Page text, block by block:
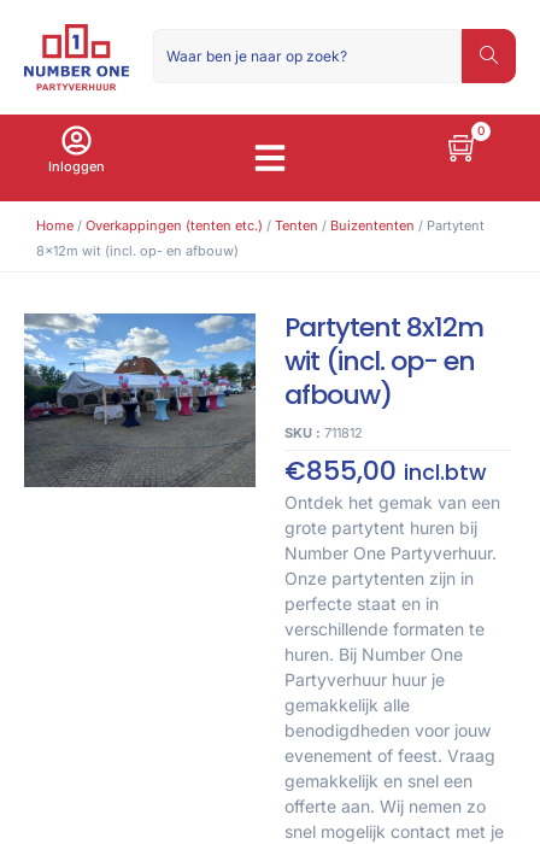
Inloggen
0
Home / Overkappingen (tenten etc.) / Tenten / Buizententen / Partytent
8x12m wit (incl. op- en afbouw)
Partytent 8x12m
wit (incl. op- en
afbouw)
SKU : 711812
€855,00 incl.btw
Ontdek het gemak van een
grote partytent huren bij
Number One Partyverhuur.
Onze partytenten zijn in
perfecte staat en in
verschillende formaten te
huren. Bij Number One
Partyverhuur huur je
gemakkelijk alle
benodigdheden voor jouw
evenement of feest. Vraag
gemakkelijk en snel een
offerte aan. Wij nemen zo
snel mogelijk contact met je